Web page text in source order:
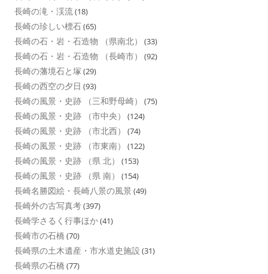
長崎の滝・渓流(18)
長崎の珍しい標石(65)
長崎の石・岩・石造物 （県南北） (33)
長崎の石・岩・石造物 （長崎市） (92)
長崎の藩境石と塚 (29)
長崎の西空の夕日 (93)
長崎の風景・史跡 （三和野母崎） (75)
長崎の風景・史跡 （市中央） (124)
長崎の風景・史跡 （市北西） (74)
長崎の風景・史跡 （市東南） (122)
長崎の風景・史跡 （県 北） (153)
長崎の風景・史跡 （県 南） (154)
長崎名勝図絵・長崎八景の風景 (49)
長崎外の古写真考(397)
長崎学さるく行事ほか(41)
長崎市の石橋 (70)
長崎県の土木遺産・市水道史施設 (31)
長崎県の石橋 (77)